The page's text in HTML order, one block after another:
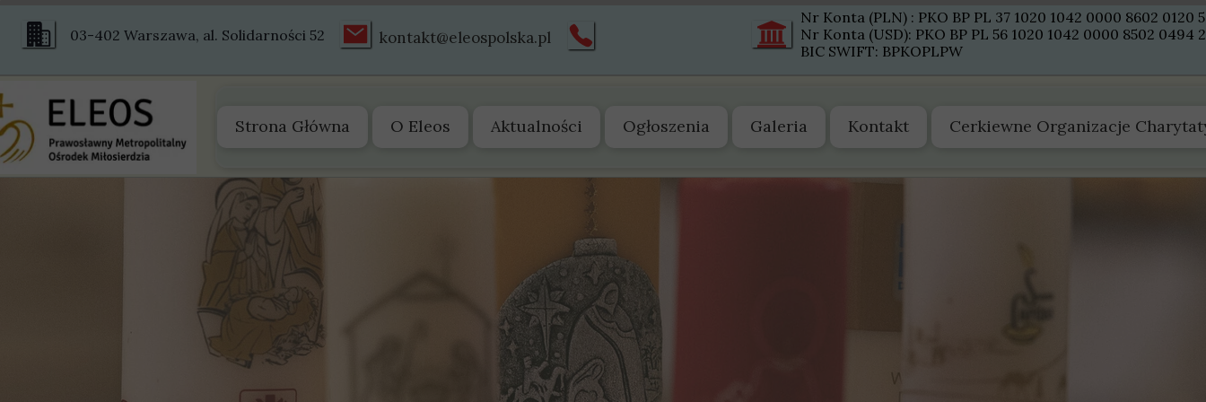
Nr Konta (PLN) : PKO BP PL 37 1020 1042 0000 8602 0120
Nr Konta (USD): PKO BP PL 56 1020 1042 0000 8502 0494
BIC SWIFT: BPKOPLPW
Strona Główna O Eleos Aktualności Ogłoszenia Galeria Kontakt Cerkiewne Organizacje
kontakt@eleospolska.pl
03-402 Warszawa, al. Solidarności 52